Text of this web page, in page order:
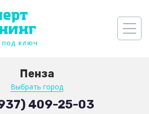
Пенза
Выбрать город
409-25-03